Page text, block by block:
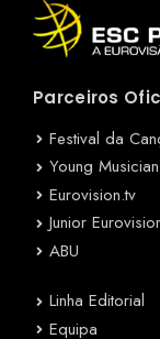
Parceiros
Festival da
Young
Eurovision.tv
Junior
ABU
Linha Editorial
Equipa